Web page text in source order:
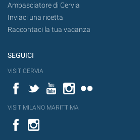
Ambasciatore di Cervia
Inviaci una ricetta
Raccontaci la tua vacanza
SEGUICI
VISIT CERVIA
FacebookTwitterYouTubeInstagram
VISIT MILANO MARITTIMA
Facebook